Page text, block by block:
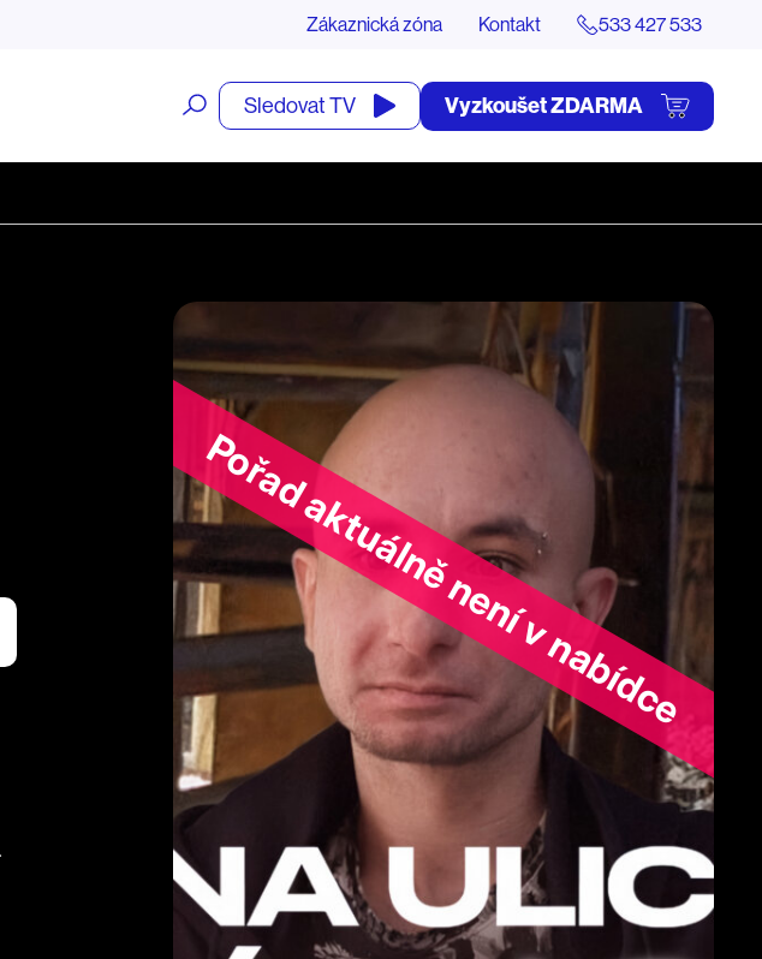
Zákaznická zóna Kontakt 533 427 533
Otevřít
vyhledávání
Sledovat TV Vyzkoušet ZDARMA
Pořad aktuálně není v nabídce